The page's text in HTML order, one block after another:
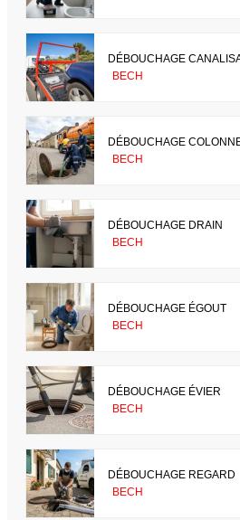
DÉBOUCHAGE
BECH
DÉBOUCHAGE
BECH
DÉBOUCHAGE DRAIN
BECH
DÉBOUCHAGE ÉGOUT
BECH
DÉBOUCHAGE ÉVIER
BECH
DÉBOUCHAGE REGARD
BECH